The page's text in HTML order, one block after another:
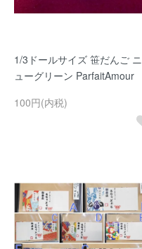
1/3ドールサイズ 笹だんご ニ
ューグリーン ParfaitAmour
100円(内税)